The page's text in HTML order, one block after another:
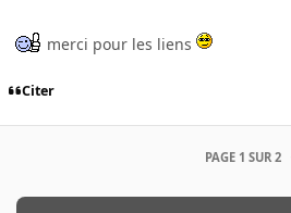
merci pour les liens
Citer
PAGE 1 SUR 2